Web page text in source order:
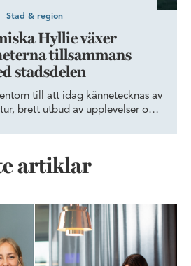
Stad & region
Hyllie växer
tillsammans
stadsdelen
till att idag kännetecknas av
brett utbud av upplevelser och
ska växa. Kerstin Berglund,
artiklar
– så byggs tillit, kultur och